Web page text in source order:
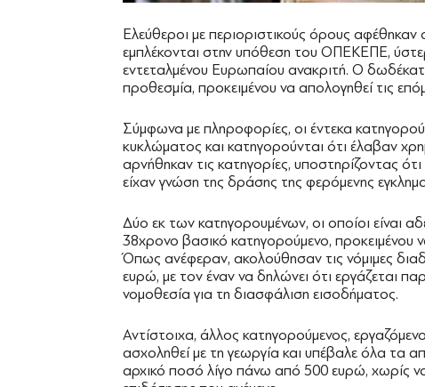
Ελεύθεροι με περιοριστικούς όρους
εμπλέκονται στην υπόθεση του ΟΠΕΚΕΠΕ,
εντεταλμένου Ευρωπαίου ανακριτή. Ο
προθεσμία, προκειμένου να απολογηθεί τις
Σύμφωνα με πληροφορίες, οι έντεκα
κυκλώματος και κατηγορούνται ότι έλαβαν
αρνήθηκαν τις κατηγορίες, υποστηρίζοντας
είχαν γνώση της δράσης της φερόμενης
Δύο εκ των κατηγορουμένων, οι οποίοι είναι
38χρονο βασικό κατηγορούμενο,
Όπως ανέφεραν, ακολούθησαν τις νόμιμες
ευρώ, με τον έναν να δηλώνει ότι εργάζεται
νομοθεσία για τη διασφάλιση εισοδήματος.
Αντίστοιχα, άλλος κατηγορούμενος,
ασχοληθεί με τη γεωργία και υπέβαλε όλα τα
αρχικό ποσό λίγο πάνω από 500 ευρώ, χωρίς να